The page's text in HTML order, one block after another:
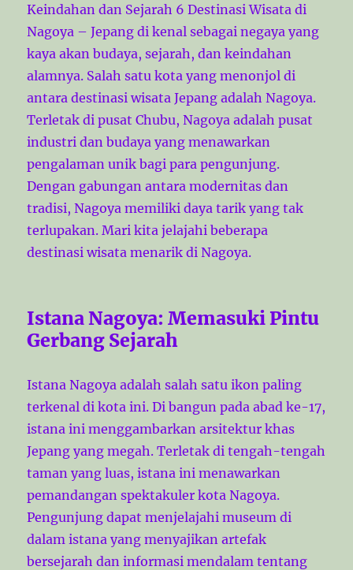
Keindahan dan Sejarah 6 Destinasi Wisata di
Nagoya – Jepang di kenal sebagai negaya yang
kaya akan budaya, sejarah, dan keindahan
alamnya. Salah satu kota yang menonjol di
antara destinasi wisata Jepang adalah Nagoya.
Terletak di pusat Chubu, Nagoya adalah pusat
industri dan budaya yang menawarkan
pengalaman unik bagi para pengunjung.
Dengan gabungan antara modernitas dan
tradisi, Nagoya memiliki daya tarik yang tak
terlupakan. Mari kita jelajahi beberapa
destinasi wisata menarik di Nagoya.
Istana Nagoya: Memasuki Pintu
Gerbang Sejarah
Istana Nagoya adalah salah satu ikon paling
terkenal di kota ini. Di bangun pada abad ke-17,
istana ini menggambarkan arsitektur khas
Jepang yang megah. Terletak di tengah-tengah
taman yang luas, istana ini menawarkan
pemandangan spektakuler kota Nagoya.
Pengunjung dapat menjelajahi museum di
dalam istana yang menyajikan artefak
bersejarah dan informasi mendalam tentang